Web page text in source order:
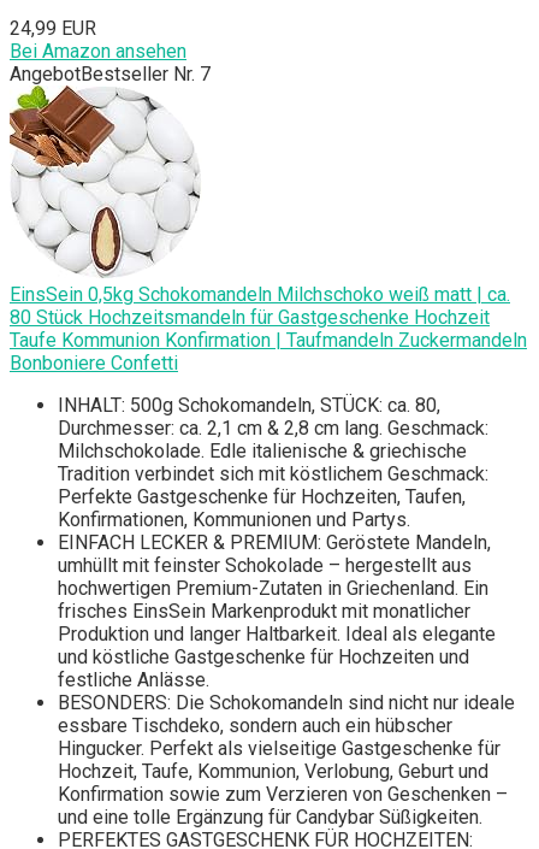
24,99 EUR
Bei Amazon ansehen
AngebotBestseller Nr. 7
EinsSein 0,5kg Schokomandeln Milchschoko weiß matt | ca.
80 Stück Hochzeitsmandeln für Gastgeschenke Hochzeit
Taufe Kommunion Konfirmation | Taufmandeln Zuckermandeln
Bonboniere Confetti
INHALT: 500g Schokomandeln, STÜCK: ca. 80,
Durchmesser: ca. 2,1 cm & 2,8 cm lang. Geschmack:
Milchschokolade. Edle italienische & griechische
Tradition verbindet sich mit köstlichem Geschmack:
Perfekte Gastgeschenke für Hochzeiten, Taufen,
Konfirmationen, Kommunionen und Partys.
EINFACH LECKER & PREMIUM: Geröstete Mandeln,
umhüllt mit feinster Schokolade – hergestellt aus
hochwertigen Premium-Zutaten in Griechenland. Ein
frisches EinsSein Markenprodukt mit monatlicher
Produktion und langer Haltbarkeit. Ideal als elegante
und köstliche Gastgeschenke für Hochzeiten und
festliche Anlässe.
BESONDERS: Die Schokomandeln sind nicht nur ideale
essbare Tischdeko, sondern auch ein hübscher
Hingucker. Perfekt als vielseitige Gastgeschenke für
Hochzeit, Taufe, Kommunion, Verlobung, Geburt und
Konfirmation sowie zum Verzieren von Geschenken –
und eine tolle Ergänzung für Candybar Süßigkeiten.
PERFEKTES GASTGESCHENK FÜR HOCHZEITEN: